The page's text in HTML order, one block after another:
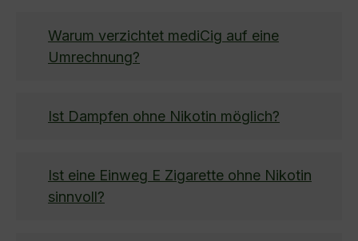
Warum verzichtet mediCig auf eine
Umrechnung?
Ist Dampfen ohne Nikotin möglich?
Ist eine Einweg E Zigarette ohne Nikotin
sinnvoll?